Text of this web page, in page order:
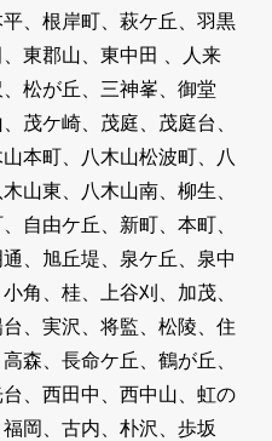
、根岸町、萩ケ丘、羽黒
東郡山、東中田 、人来
松が丘、三神峯、御堂
茂ケ崎、茂庭、茂庭台、
本町、八木山松波町、八
山東、八木山南、柳生、
自由ケ丘、新町、本町、
、旭丘堤、泉ケ丘、泉中
角、桂、上谷刈、加茂、
、実沢、将監、松陵、住
森、長命ケ丘、鶴が丘、
、西田中、西中山、虹の
岡、古内、朴沢、歩坂